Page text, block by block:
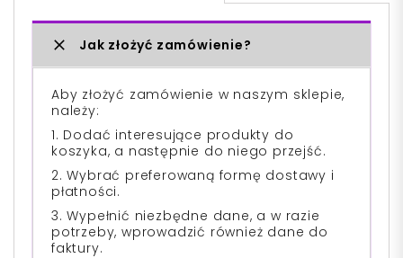
Jak złożyć zamówienie?
Aby złożyć zamówienie w naszym sklepie,
należy:
1. Dodać interesujące produkty do
koszyka, a następnie do niego przejść.
2. Wybrać preferowaną formę dostawy i
płatności.
3. Wypełnić niezbędne dane, a w razie
potrzeby, wprowadzić również dane do
faktury.